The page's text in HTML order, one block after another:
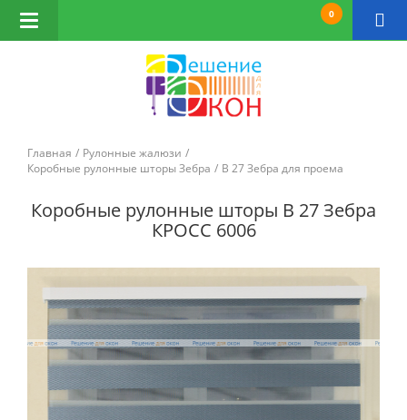
0
Открыть
навигацию
Главная
Рулонные жалюзи
Коробные рулонные шторы Зебра
B 27 Зебра для проема
Коробные рулонные шторы B 27 Зебра
КРОСС 6006